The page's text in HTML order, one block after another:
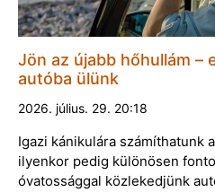
Jön az újabb hőhullám –
autóba ülünk
2026. július. 29. 20:18
Igazi kánikulára számíthatunk
ilyenkor pedig különösen
óvatossággal közlekedjünk